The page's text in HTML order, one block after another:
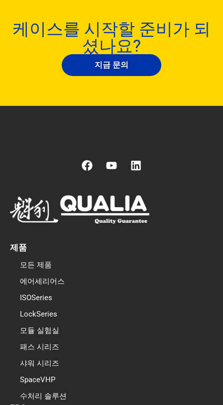
케이스를 시작할 준비가 되
셨나요?
지금 문의
F
a
e
b
o
유
튜
링
크
인
제품
모든 제품
에어세리어스
ISOSeries
LockSeries
모듈 실험실
패스 시리즈
샤워 시리즈
SpaceVHP
수처리 솔루션